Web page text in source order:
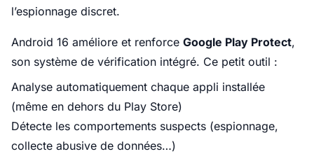
l’espionnage discret.
Android 16 améliore et renforce Google Play Protect,
son système de vérification intégré. Ce petit outil :
Analyse automatiquement chaque appli installée
(même en dehors du Play Store)
Détecte les comportements suspects (espionnage,
collecte abusive de données…)